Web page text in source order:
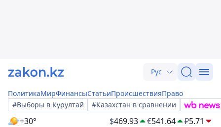
Рус
ПолитикаМирФинансыСтатьиПроисшествияПраво
#Выборы в Курултай
#Казахстан в сравнении
+30° $469.93 €541.64 ₽5.71